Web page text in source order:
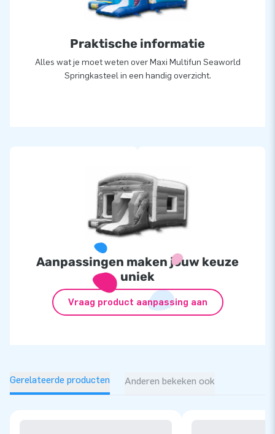
Praktische informatie
Alles wat je moet weten over Maxi Multifun Seaworld
Springkasteel in een handig overzicht.
Aanpassingen maken jouw keuze
uniek
Vraag product aanpassing aan
Gerelateerde producten Anderen bekeken ook